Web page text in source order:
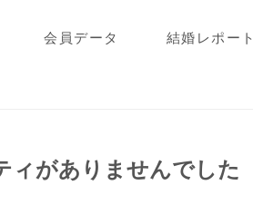
会員データ 結婚レポート
ィがありませんでした